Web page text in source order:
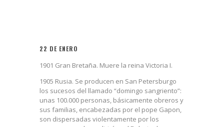
22 DE ENERO
1901 Gran Bretaña. Muere la reina Victoria I.
1905 Rusia. Se producen en San Petersburgo
los sucesos del llamado “domingo sangriento”:
unas 100.000 personas, básicamente obreros y
sus familias, encabezadas por el pope Gapon,
son dispersadas violentamente por los